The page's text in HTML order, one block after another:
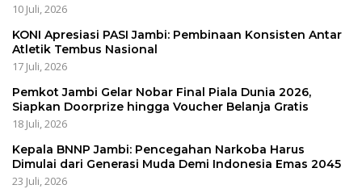
10 Juli, 2026
KONI Apresiasi PASI Jambi: Pembinaan Konsisten Antar
Atletik Tembus Nasional
17 Juli, 2026
Pemkot Jambi Gelar Nobar Final Piala Dunia 2026,
Siapkan Doorprize hingga Voucher Belanja Gratis
18 Juli, 2026
Kepala BNNP Jambi: Pencegahan Narkoba Harus
Dimulai dari Generasi Muda Demi Indonesia Emas 2045
23 Juli, 2026